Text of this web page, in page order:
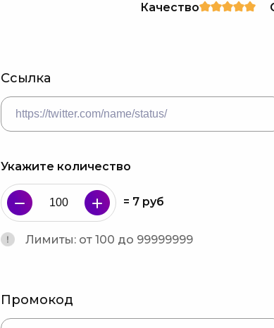
Качество
Ссылка
Укажите количество
= 7 руб
Лимиты: от 100 до 99999999
Промокод